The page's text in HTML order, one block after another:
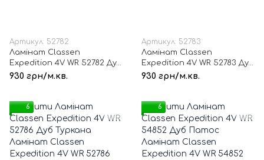
Артикул: 52782
Ламінат Classen
Expedition 4V WR 52782 Дуб
Масая
930 грн/м.кв.
Артикул: 52783
Ламінат Classen
Expedition 4V WR 52783 Дуб
Танганіка
930 грн/м.кв.
6 6